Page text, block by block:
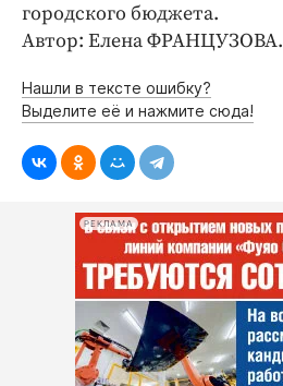
городского бюджета.
Автор: Елена ФРАНЦУЗОВА.
Нашли в тексте ошибку?
Выделите её и нажмите сюда!
РЕКЛАМА